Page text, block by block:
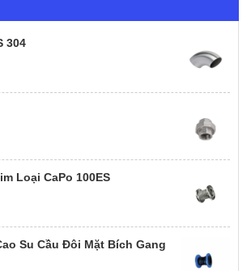
304
Loại CaPo 100ES
Su Cầu Đôi Mặt Bích Gang